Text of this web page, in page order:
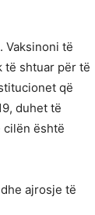
Vaksinoni të
të shtuar për të
që
duhet të
cilën është
ajrosje të